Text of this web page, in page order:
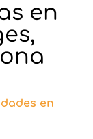
en
en